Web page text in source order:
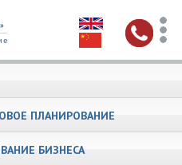
ПЛАНИРОВАНИЕ
БИЗНЕСА